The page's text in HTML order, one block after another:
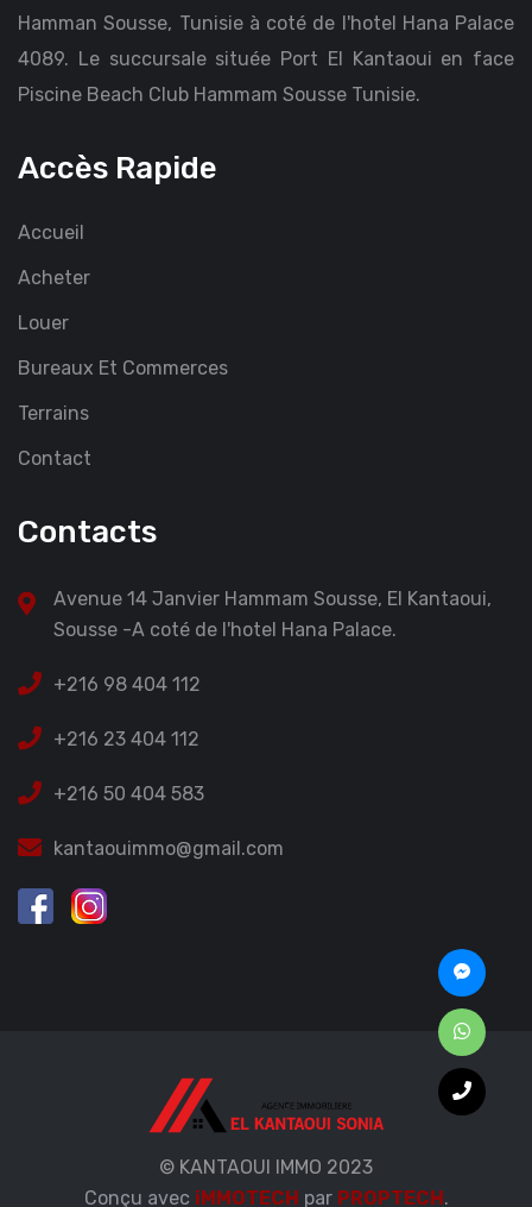
Hamman Sousse, Tunisie à coté de l'hotel Hana Palace
4089. Le succursale située Port El Kantaoui en face
Piscine Beach Club Hammam Sousse Tunisie.
Accès Rapide
Accueil
Acheter
Louer
Bureaux Et Commerces
Terrains
Contact
Contacts
Avenue 14 Janvier Hammam Sousse, El Kantaoui,
Sousse -A coté de l'hotel Hana Palace.
+216 98 404 112
+216 23 404 112
+216 50 404 583
kantaouimmo@gmail.com
© KANTAOUI IMMO 2023
Conçu avec iMMOTECH par PROPTECH.